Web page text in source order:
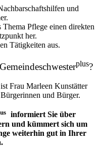
und
Pflege einen direkten
her.
Tätigkeiten aus.
plus?
Frau Marleen Kunstätter
und Bürger.
informiert Sie über
und kümmert sich um
weiterhin gut in Ihrer